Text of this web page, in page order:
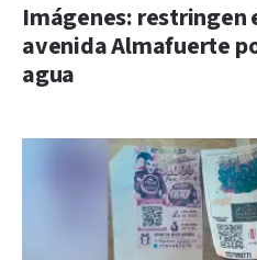
Imágenes: restringen
avenida Almafuerte
agua